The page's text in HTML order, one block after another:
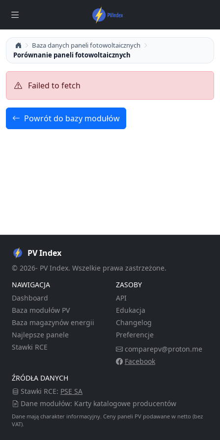
Baza danych paneli fotowoltaicznych
Porównanie paneli fotowoltaicznych
Failed to fetch
Powrót do bazy modułów
PV Index
© 2026- PV Index. Wszelkie prawa zastrzeżone.
NAWIGACJA
Dashboard
Baza modułów PV
Baza magazynów energii
Najlepsze panele
Stawki RCE
ZASOBY
API
Edukacja
Changelog
Preferencje
comparepv@proton.me
Facebook
ŹRÓDŁA DANYCH
Stawki RCE: PSE SA
Dane modułów: Karty katalogowe producentów
Dane mają charakter informacyjny. Ceny paneli PV podawane w netto (bez
VAT).